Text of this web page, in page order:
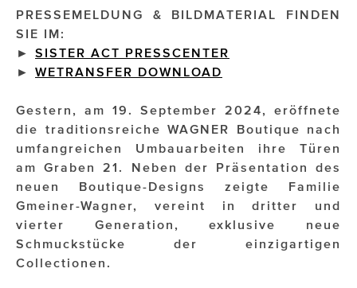
JOHANN STRAUSS – NEW DIMENSIONS
JUWELIER WAGNER
Magenta Telekom
Merz Aesthetics
NEVER AGE NUTRITION
PRESSEMELDUNG & BILDMATERIAL FINDEN
SIE IM:
► SISTER ACT PRESSCENTER
► WETRANSFER DOWNLOAD
Gestern, am 19. September 2024, eröffnete
die traditionsreiche WAGNER Boutique nach
umfangreichen Umbauarbeiten ihre Türen
am Graben 21. Neben der Präsentation des
neuen Boutique-Designs zeigte Familie
Gmeiner-Wagner, vereint in dritter und
vierter Generation, exklusive neue
Schmuckstücke der einzigartigen
Collectionen.